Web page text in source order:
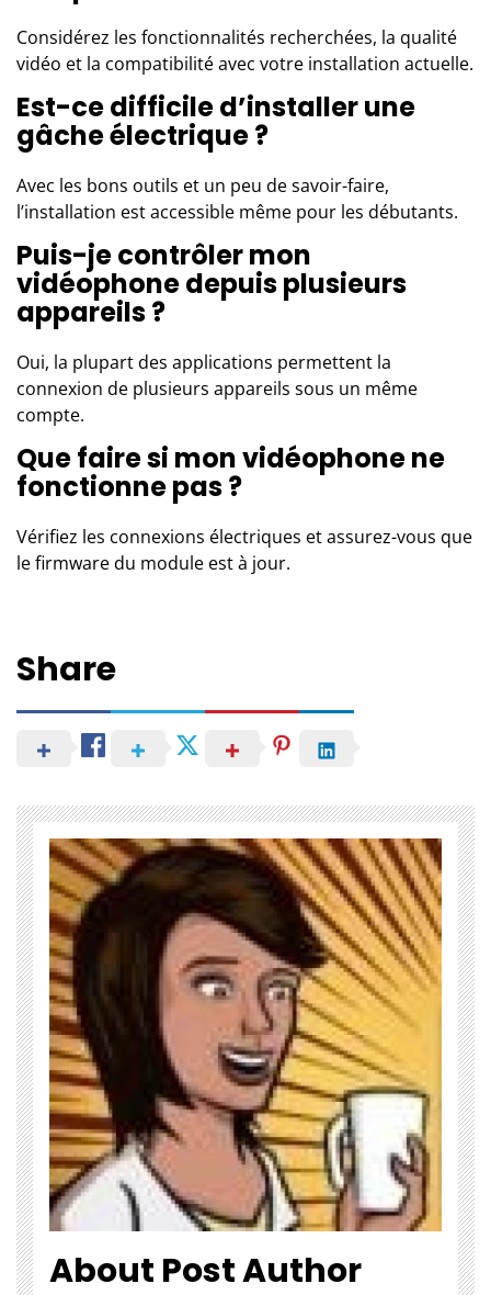
Considérez les fonctionnalités recherchées, la qualité
vidéo et la compatibilité avec votre installation actuelle.
Est-ce difficile d’installer une
gâche électrique ?
Avec les bons outils et un peu de savoir-faire,
l’installation est accessible même pour les débutants.
Puis-je contrôler mon
vidéophone depuis plusieurs
appareils ?
Oui, la plupart des applications permettent la
connexion de plusieurs appareils sous un même
compte.
Que faire si mon vidéophone ne
fonctionne pas ?
Vérifiez les connexions électriques et assurez-vous que
le firmware du module est à jour.
Share
About Post Author